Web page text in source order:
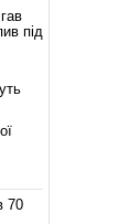
під
70